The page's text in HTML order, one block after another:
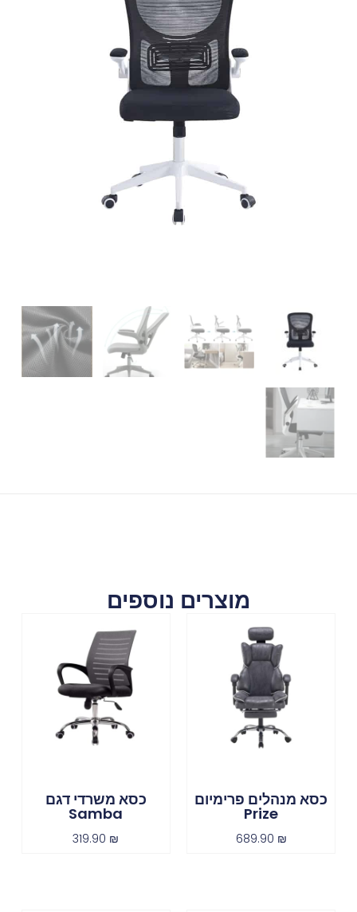
מוצרים נוספים
כסא מנהלים פרימיום
Prize
689.90 ₪
כסא משרדי דגם
Samba
319.90 ₪